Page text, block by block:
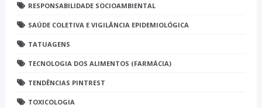
RESPONSABILIDADE SOCIOAMBIENTAL
SAÚDE COLETIVA E VIGILÂNCIA EPIDEMIOLÓGICA
TATUAGENS
TECNOLOGIA DOS ALIMENTOS (FARMÁCIA)
TENDÊNCIAS PINTREST
TOXICOLOGIA